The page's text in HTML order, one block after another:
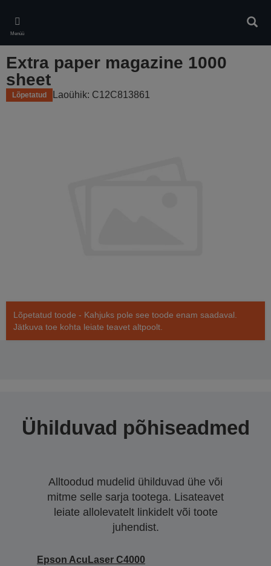
main
content
Menüü
Extra paper magazine 1000
sheet
Lõpetatud Laoühik: C12C813861
Lõpetatud toode - Kahjuks pole see toode enam saadaval.
Jätkuva toe kohta leiate teavet altpoolt.
Ühilduvad põhiseadmed
Alltoodud mudelid ühilduvad ühe või
mitme selle sarja tootega. Lisateavet
leiate allolevatelt linkidelt või toote
juhendist.
Epson AcuLaser C4000